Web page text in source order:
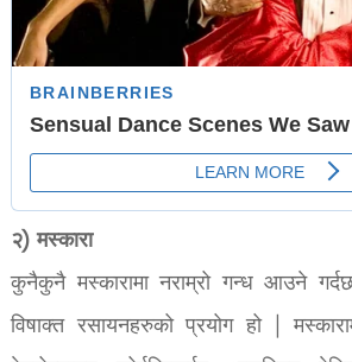
२) मस्कारा
कुनैकुनै मस्कारामा नराम्रो गन्ध आउने
विषाक्त रसायनहरुको प्रयोग हो |